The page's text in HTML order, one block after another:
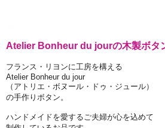
Atelier Bonheur du jourの木製ボタ
フランス・リヨンに工房を構える
Atelier Bonheur du jour
（アトリエ・ボヌール・ドゥ・ジュール）
の手作りボタン。
ハンドメイドを愛するご夫婦が心を込めて